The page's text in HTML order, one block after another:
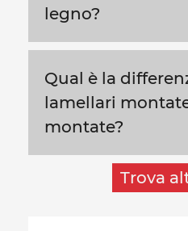
legno?
Qual è la
lamellari
montate?
Trova